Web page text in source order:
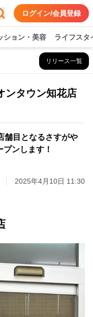
ログイン/会員登録
ション・美容 ライフスタ
リリース一覧
ンタウン知花店
舗目となるさすがや
ンします！
2025年4月10日 11:30